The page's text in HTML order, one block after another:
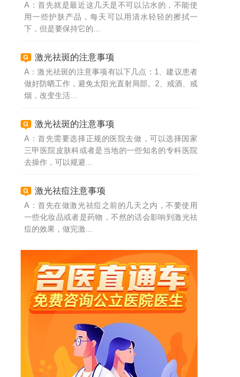
A：首先就是最近这几天是不可以沾水的，不能使
用一些护肤产品，每天可以用清水轻轻的擦拭一
下，但是要保持它的...
激光祛斑的注意事项
A：激光祛斑的注意事项有以下几点：1、建议患者
做好防晒工作，避免太阳光直射局部。2、戒酒、戒
烟，改变生活...
激光祛斑的注意事项
A：首先需要选择正规的医院去做，可以选择国家
三甲医院皮肤科或者是当地的一些知名的专科医院
去操作，可以规避...
激光祛痘注意事项
A：首先在做激光祛痘之前的几天之内，不要使用
一些化妆品或者是药物，不然的话会影响到激光祛
痘的效果，做完激...